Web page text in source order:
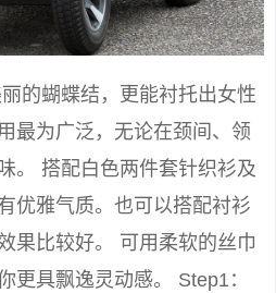
的蝴蝶结，更能衬托出女性
最为广泛，无论在颈间、领
。 搭配白色两件套针织衫及
优雅气质。也可以搭配衬衫
果比较好。 可用柔软的丝巾
更具飘逸灵动感。 Step1：